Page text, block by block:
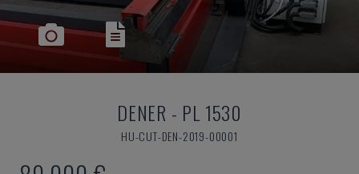
DENER - PL 1530
HU-CUT-DEN-2019-00001